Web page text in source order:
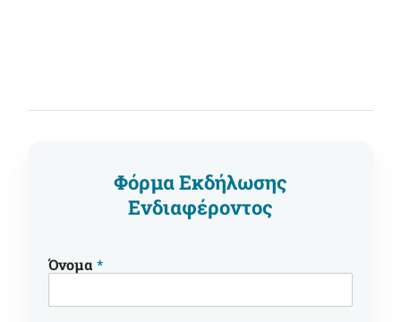
Φόρμα Εκδήλωσης
Ενδιαφέροντος
Όνομα*